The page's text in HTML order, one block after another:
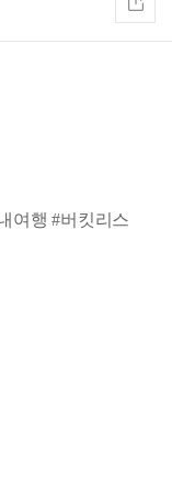
여행 #버킷리스